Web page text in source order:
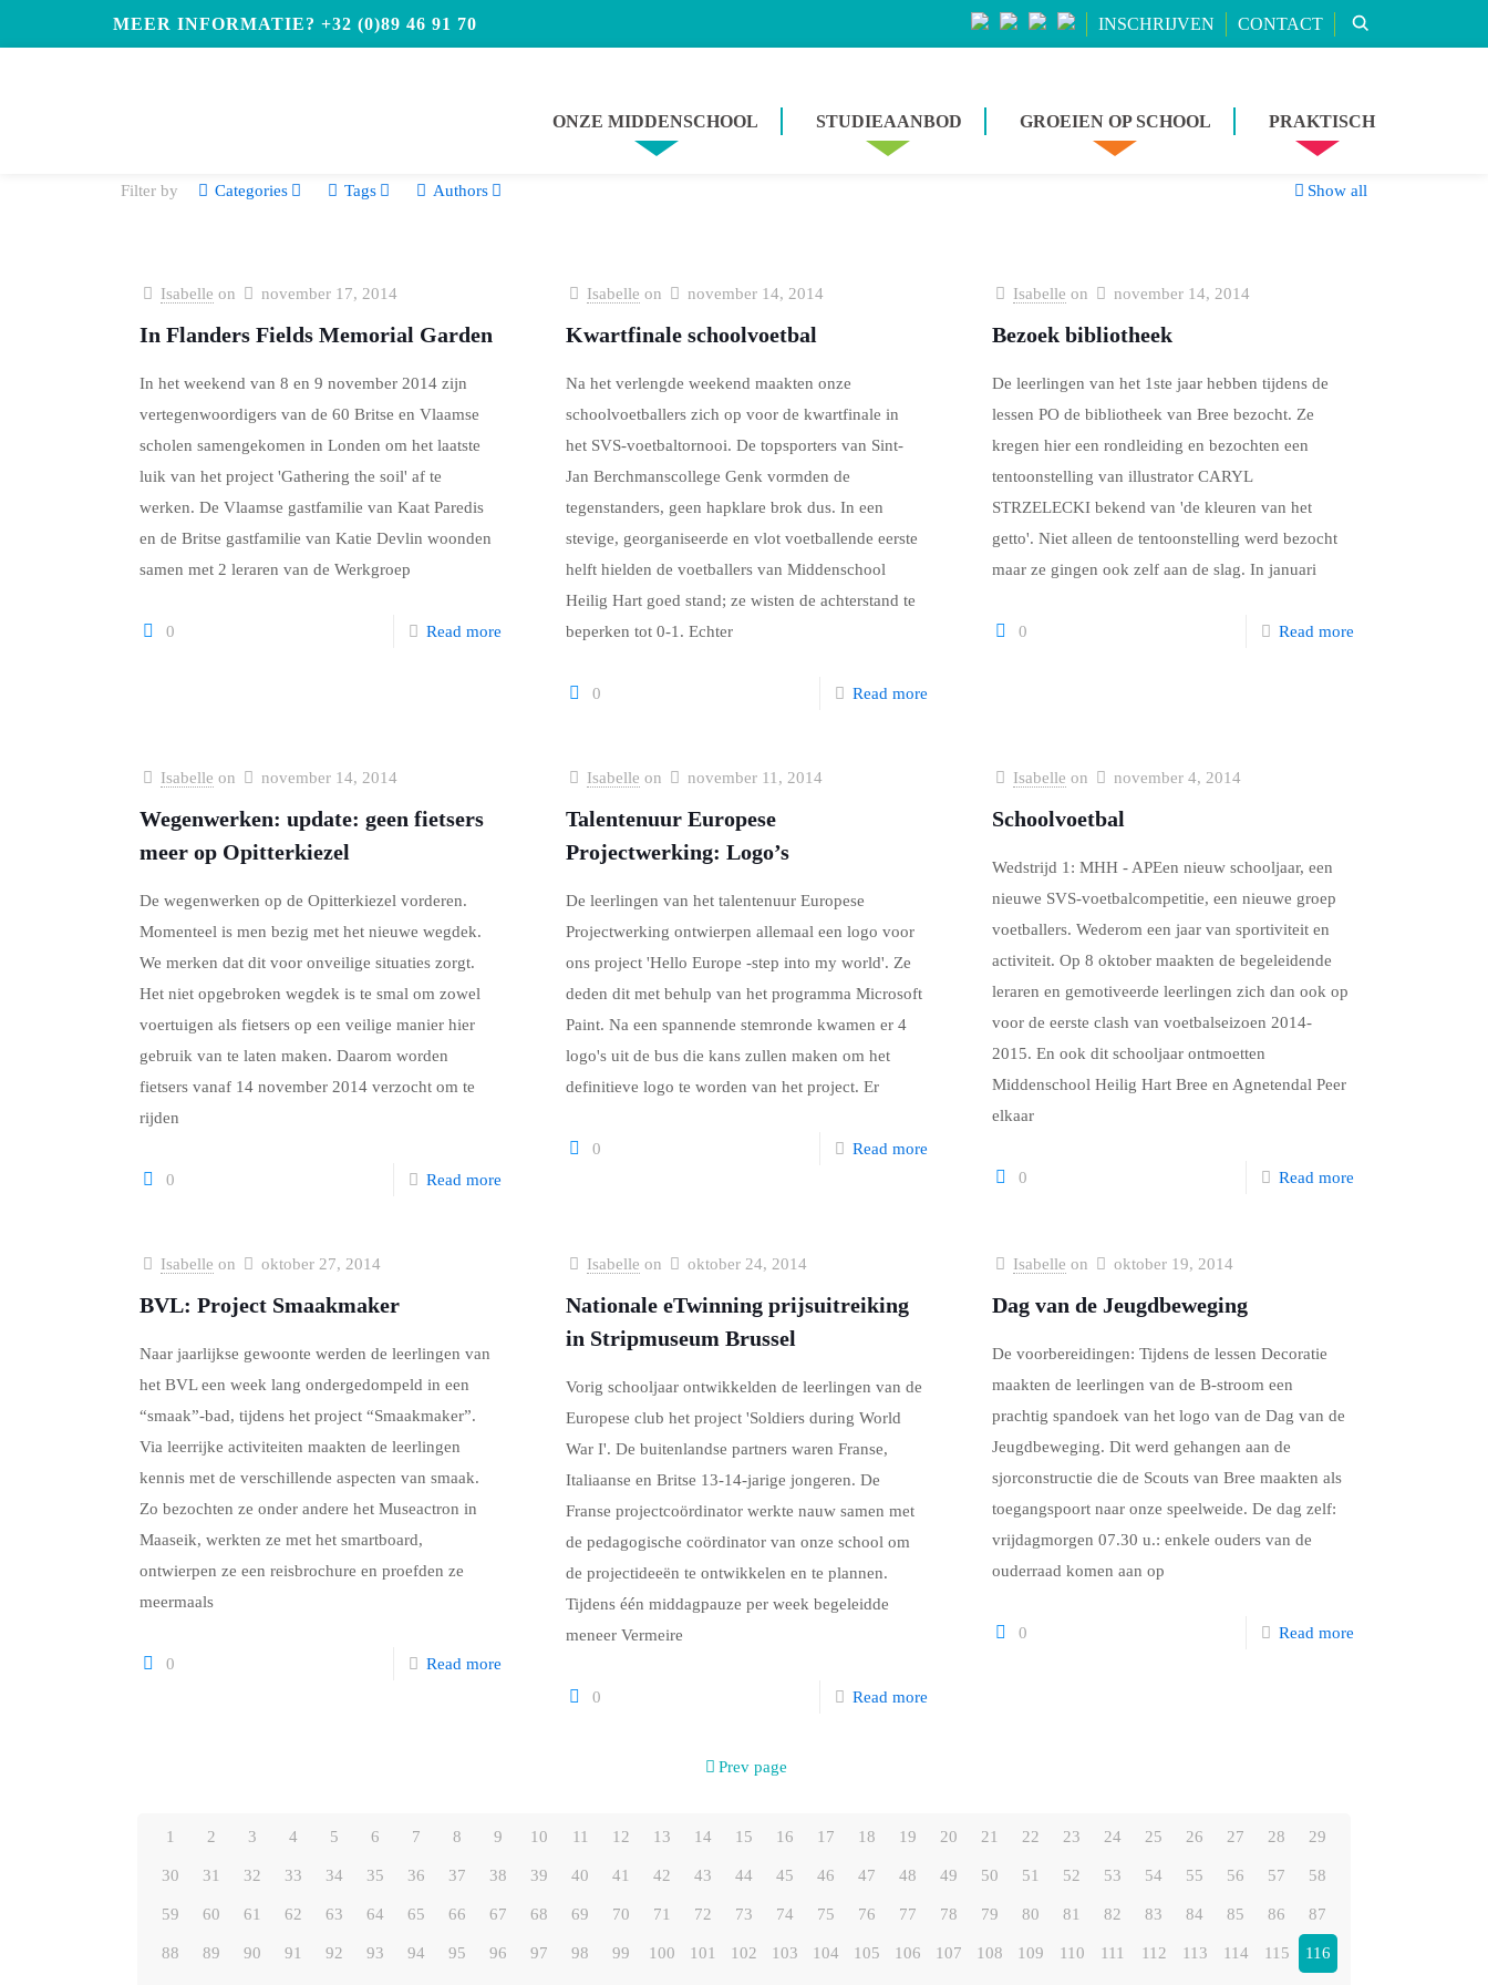
MEER INFORMATIE? +32 (0)89 46 91 70 INSCHRIJVEN CONTACT
ONZE MIDDENSCHOOL STUDIEAANBOD GROEIEN OP SCHOOL PRAKTISCH
Filter by Categories Tags Authors Show all
Isabelle on november 17, 2014
In Flanders Fields Memorial Garden
In het weekend van 8 en 9 november 2014 zijn
vertegenwoordigers van de 60 Britse en Vlaamse
scholen samengekomen in Londen om het laatste
luik van het project 'Gathering the soil' af te
werken. De Vlaamse gastfamilie van Kaat Paredis
en de Britse gastfamilie van Katie Devlin woonden
samen met 2 leraren van de Werkgroep
0 Read more
Isabelle on november 14, 2014
Kwartfinale schoolvoetbal
Na het verlengde weekend maakten onze
schoolvoetballers zich op voor de kwartfinale in
het SVS-voetbaltornooi. De topsporters van Sint-
Jan Berchmanscollege Genk vormden de
tegenstanders, geen hapklare brok dus. In een
stevige, georganiseerde en vlot voetballende eerste
helft hielden de voetballers van Middenschool
Heilig Hart goed stand; ze wisten de achterstand te
beperken tot 0-1. Echter
0 Read more
Isabelle on november 14, 2014
Bezoek bibliotheek
De leerlingen van het 1ste jaar hebben tijdens de
lessen PO de bibliotheek van Bree bezocht. Ze
kregen hier een rondleiding en bezochten een
tentoonstelling van illustrator CARYL
STRZELECKI bekend van 'de kleuren van het
getto'. Niet alleen de tentoonstelling werd bezocht
maar ze gingen ook zelf aan de slag. In januari
0 Read more
Isabelle on november 14, 2014
Wegenwerken: update: geen fietsers
meer op Opitterkiezel
De wegenwerken op de Opitterkiezel vorderen.
Momenteel is men bezig met het nieuwe wegdek.
We merken dat dit voor onveilige situaties zorgt.
Het niet opgebroken wegdek is te smal om zowel
voertuigen als fietsers op een veilige manier hier
gebruik van te laten maken. Daarom worden
fietsers vanaf 14 november 2014 verzocht om te
rijden
0 Read more
Isabelle on november 11, 2014
Talentenuur Europese
Projectwerking: Logo’s
De leerlingen van het talentenuur Europese
Projectwerking ontwierpen allemaal een logo voor
ons project 'Hello Europe -step into my world'. Ze
deden dit met behulp van het programma Microsoft
Paint. Na een spannende stemronde kwamen er 4
logo's uit de bus die kans zullen maken om het
definitieve logo te worden van het project. Er
0 Read more
Isabelle on november 4, 2014
Schoolvoetbal
Wedstrijd 1: MHH - APEen nieuw schooljaar, een
nieuwe SVS-voetbalcompetitie, een nieuwe groep
voetballers. Wederom een jaar van sportiviteit en
activiteit. Op 8 oktober maakten de begeleidende
leraren en gemotiveerde leerlingen zich dan ook op
voor de eerste clash van voetbalseizoen 2014-
2015. En ook dit schooljaar ontmoetten
Middenschool Heilig Hart Bree en Agnetendal Peer
elkaar
0 Read more
Isabelle on oktober 27, 2014
BVL: Project Smaakmaker
Naar jaarlijkse gewoonte werden de leerlingen van
het BVL een week lang ondergedompeld in een
“smaak”-bad, tijdens het project “Smaakmaker”.
Via leerrijke activiteiten maakten de leerlingen
kennis met de verschillende aspecten van smaak.
Zo bezochten ze onder andere het Museactron in
Maaseik, werkten ze met het smartboard,
ontwierpen ze een reisbrochure en proefden ze
meermaals
0 Read more
Isabelle on oktober 24, 2014
Nationale eTwinning prijsuitreiking
in Stripmuseum Brussel
Vorig schooljaar ontwikkelden de leerlingen van de
Europese club het project 'Soldiers during World
War I'. De buitenlandse partners waren Franse,
Italiaanse en Britse 13-14-jarige jongeren. De
Franse projectcoördinator werkte nauw samen met
de pedagogische coördinator van onze school om
de projectideeën te ontwikkelen en te plannen.
Tijdens één middagpauze per week begeleidde
meneer Vermeire
0 Read more
Isabelle on oktober 19, 2014
Dag van de Jeugdbeweging
De voorbereidingen: Tijdens de lessen Decoratie
maakten de leerlingen van de B-stroom een
prachtig spandoek van het logo van de Dag van de
Jeugdbeweging. Dit werd gehangen aan de
sjorconstructie die de Scouts van Bree maakten als
toegangspoort naar onze speelweide. De dag zelf:
vrijdagmorgen 07.30 u.: enkele ouders van de
ouderraad komen aan op
0 Read more
Prev page
1 2 3 4 5 6 7 8 9 10 11 12 13 14 15 16 17 18 19 20 21 22 23 24 25 26 27 28 29
30 31 32 33 34 35 36 37 38 39 40 41 42 43 44 45 46 47 48 49 50 51 52 53 54 55 56 57 58
59 60 61 62 63 64 65 66 67 68 69 70 71 72 73 74 75 76 77 78 79 80 81 82 83 84 85 86 87
88 89 90 91 92 93 94 95 96 97 98 99 100 101 102 103 104 105 106 107 108 109 110 111 112 113 114 115 116